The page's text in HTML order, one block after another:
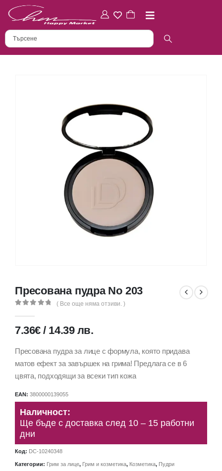
Пресована пудра No 203
( Все още няма отзиви. )
7.36€ / 14.39 лв.
Пресована пудра за лице с формула, която придава
матов ефект за завършек на грима! Предлага се в 6
цвята, подходящи за всеки тип кожа
EAN: 3800000139055
Наличност:
Ще бъде с доставка след 10 – 15 работни
дни
Код: DC-10240348
Категории: Грим за лице, Грим и козметика, Козметика, Пудри